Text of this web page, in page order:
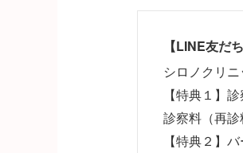
【LINE友だ
シロノクリ
【特典１】
診察料（再
【特典２】